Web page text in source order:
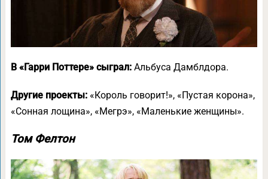
В «Гарри Поттере» сыграл:Альбуса Дамблдора.
Другие проекты:«Король говорит!», «Пустая корона»,
«Сонная лощина», «Мегрэ», «Маленькие женщины».
Том Фелтон